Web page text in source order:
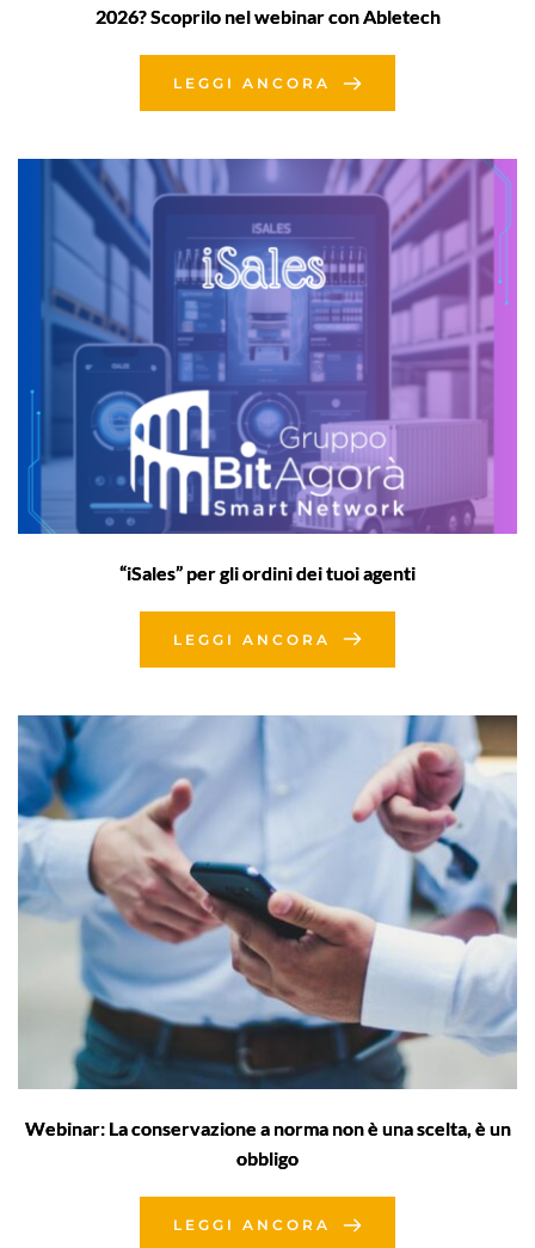
2026? Scoprilo nel webinar con Abletech
LEGGI ANCORA
“iSales” per gli ordini dei tuoi agenti
LEGGI ANCORA
Webinar: La conservazione a norma non è una scelta, è un
obbligo
LEGGI ANCORA